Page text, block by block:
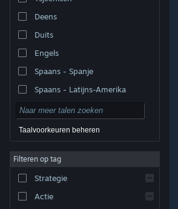
© Valve Corporation. Alle rechten voorbehouden. Alle
handelsmerken zijn eigendom van hun respectieve
Privacybeleid|Juridische informatie
Toegankelijkheid
|
Terugbetalingen
Deens
Duits
Engels
Spaans - Spanje
Spaans - Latijns-Amerika
Taalvoorkeuren beheren
Filteren op tag
Strategie
Actie